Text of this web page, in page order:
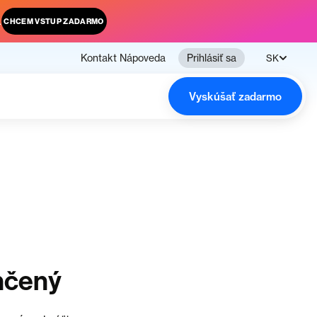
CHCEM VSTUP ZADARMO
Kontakt Nápoveda Prihlásiť sa SK
Vyskúšať zadarmo